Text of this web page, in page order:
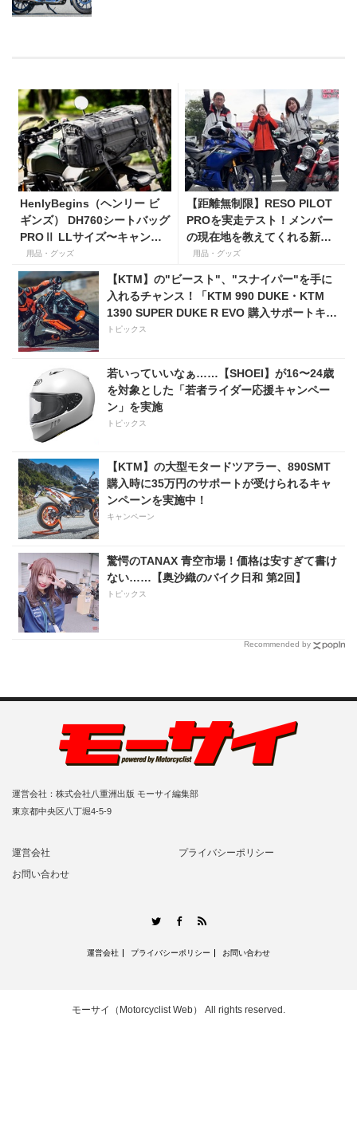
HenlyBegins（ヘンリー ビ
ギンズ） DH760シートバッグ
PROⅡ LLサイズ〜キャンプ
ツーリングにも安心の大容量
ツアーバッグ〜
用品・グッズ
【距離無制限】RESO PILOT
PROを実走テスト！メンバー
の現在地を教えてくれる新型
インカムがめっちゃ便利な３
用品・グッズ
【KTM】の"ビースト"、"スナイパー"を手に
入れるチャンス！「KTM 990 DUKE・KTM
1390 SUPER DUKE R EVO 購入サポートキャ
ンペーン」
トピックス
若いっていいなぁ……【SHOEI】が16〜24歳
を対象とした「若者ライダー応援キャンペー
ン」を実施
トピックス
【KTM】の大型モタードツアラー、890SMT
購入時に35万円のサポートが受けられるキャ
ンペーンを実施中！
キャンペーン
驚愕のTANAX 青空市場！価格は安すぎて書け
ない……【奥沙織のバイク日和 第2回】
トピックス
Recommended by
運営会社：株式会社八重洲出版 モーサイ編集部
東京都中央区八丁堀4-5-9
運営会社
プライバシーポリシー
お問い合わせ
TwitterFacebook
運営会社 プライバシーポリシー お問い合わせ
モーサイ（Motorcyclist Web） All rights reserved.